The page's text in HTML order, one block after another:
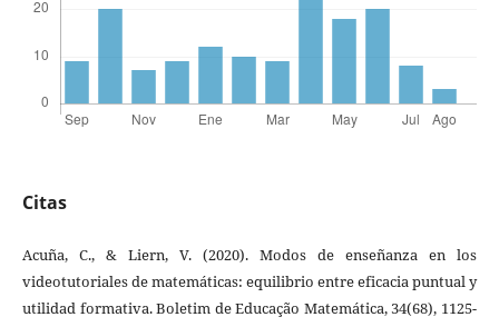
Citas
Acuña, C., & Liern, V. (2020). Modos de enseñanza en los
videotutoriales de matemáticas: equilibrio entre eficacia puntual y
utilidad formativa. Boletim de Educação Matemática, 34(68), 1125-